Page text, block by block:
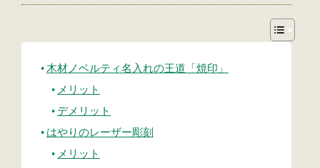
木材ノベルティ名入れの王道「焼印」
メリット
デメリット
はやりのレーザー彫刻
メリット